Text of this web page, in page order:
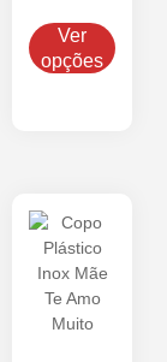
Ver
opções